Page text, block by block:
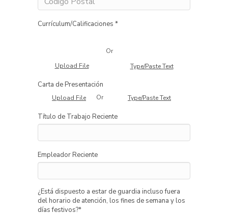
Currículum/Calificaciones *
Upload File
Or
Type/Paste Text
Carta de Presentación
Upload File Or Type/Paste Text
Título de Trabajo Reciente
Empleador Reciente
¿Está dispuesto a estar de guardia incluso fuera
del horario de atención, los fines de semana y los
días festivos?*